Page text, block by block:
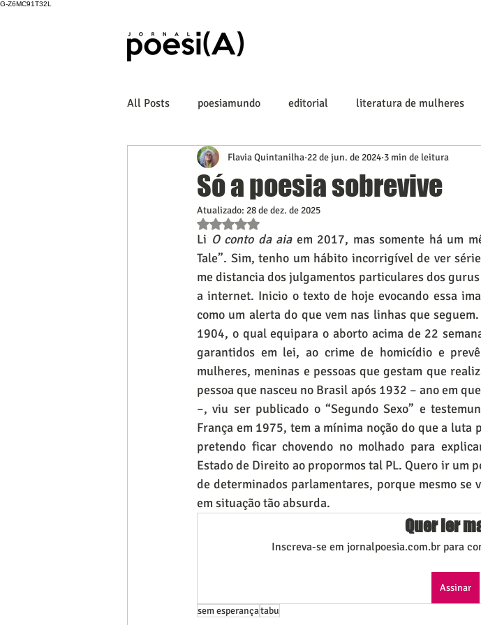
G-Z6MC91T32L
All Posts poesiamundo editorial literatura de mulheres
Só a poesia sobrevive
Flavia Quintanilha 22 de jun. de 2024 3 min de leitura
Atualizado: 28 de dez. de 2025
Avaliado com NaN de 5 estrelas.
Li O conto da aia em 2017, mas somente há um
Tale”. Sim, tenho um hábito incorrigível de ver
me distancia dos julgamentos particulares dos
a internet. Inicio o texto de hoje evocando essa
como um alerta do que vem nas linhas que
1904, o qual equipara o aborto acima de 22
garantidos em lei, ao crime de homicídio e
mulheres, meninas e pessoas que gestam que
pessoa que nasceu no Brasil após 1932 – ano em
–, viu ser publicado o “Segundo Sexo” e
França em 1975, tem a mínima noção do que a
pretendo ficar chovendo no molhado para
Estado de Direito ao propormos tal PL. Quero ir um
de determinados parlamentares, porque mesmo se
em situação tão absurda.
Quer ler
Inscreva-se em jornalpoesia.com.br para
Assinar
sem esperançatabu